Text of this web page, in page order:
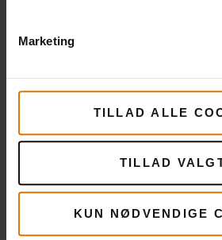
Marketing
TILLAD ALLE
TILLAD
KUN NØDVENDIGE